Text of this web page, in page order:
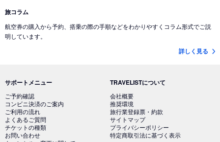
旅コラム
航空券の購入から予約、搭乗の際の手順などをわかりやすくコラム形式でご説
明しています。
詳しく見る
サポートメニュー
ご予約確認
コンビニ決済のご案内
ご利用の流れ
よくあるご質問
チケットの種類
お問い合わせ
TRAVELISTについて
会社概要
推奨環境
旅行業登録票・約款
サイトマップ
プライバシーポリシー
特定商取引法に基づく表示